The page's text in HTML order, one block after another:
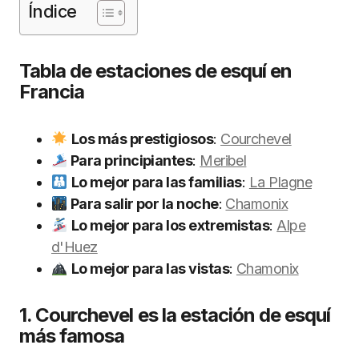
Índice
Tabla de estaciones de esquí en
Francia
Los más prestigiosos: Courchevel
Para principiantes: Meribel
Lo mejor para las familias: La Plagne
Para salir por la noche: Chamonix
Lo mejor para los extremistas: Alpe
d'Huez
Lo mejor para las vistas: Chamonix
1. Courchevel es la estación de esquí
más famosa